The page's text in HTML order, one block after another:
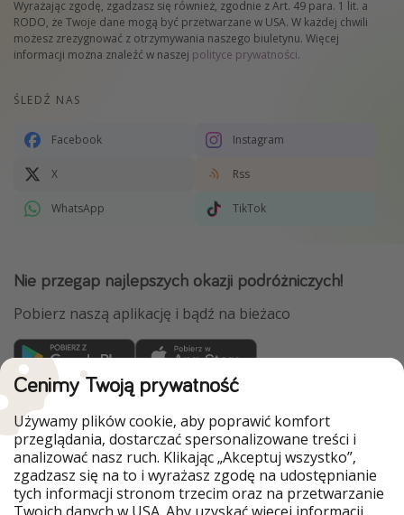
Wyrażając zgodę, zgadzasz się również, zgodnie z Art. 49 para. 1 lit. a
RODO, że Twoje dane mogą być przetwarzane w USA. W każdej chwili
możesz zrezygnować z otrzymywania naszego biuletynu. Więcej
informacji można znaleźć w naszej polityce prywatności.
ŚLEDŹ NAS
Facebook Instagram
X Rss
WhatsApp TikTok
Nie przegap najlepszych okazji podróżniczych!
Pobierz naszą aplikację i bądź na bieżaco
WakacyjniPiraci są częścią Grupy HolidayPirates
Nasze rynki
PiratinViaggio
HolidayPirates
VakantiePiraten
VoyagesPirates
Ferienpiraten
Urlaubspiraten
Cenimy Twoją prywatność
Używamy plików cookie, aby poprawić komfort
przeglądania, dostarczać spersonalizowane treści i
analizować nasz ruch. Klikając „Akceptuj wszystko”,
zgadzasz się na to i wyrażasz zgodę na udostępnianie
tych informacji stronom trzecim oraz na przetwarzanie